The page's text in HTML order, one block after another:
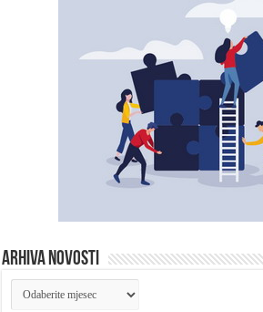
ARHIVA NOVOSTI
ARHIVA
NOVOSTI